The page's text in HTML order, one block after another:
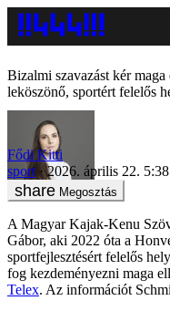
Bizalmi szavazást kér
leköszönő, sportért felelős
Fődi Kitti
sport
2026. április 22. 5:38
Megosztás
A Magyar Kajak-Kenu
Gábor, aki 2022 óta a
sportfejlesztésért felelős
fog kezdeményezni maga
Telex. Az információt